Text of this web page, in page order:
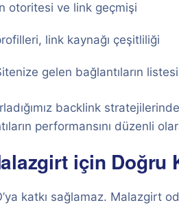
otoritesi ve link geçmişi
link kaynağı çeşitliliği
gelen bağlantıların
backlink
performansını düzenli
için Doğru
katkı sağlamaz. Malazgirt